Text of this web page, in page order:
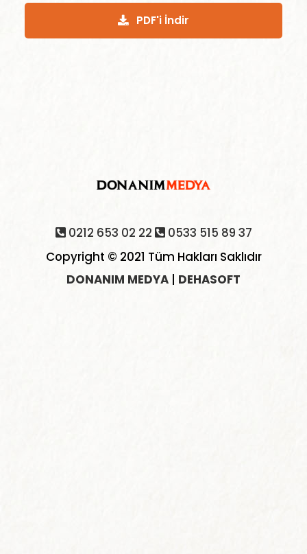
PDF'i İndir
0212 653 02 22
0533 515 89 37
Copyright © 2021 Tüm Hakları Saklıdır
DONANIM MEDYA | DEHASOFT